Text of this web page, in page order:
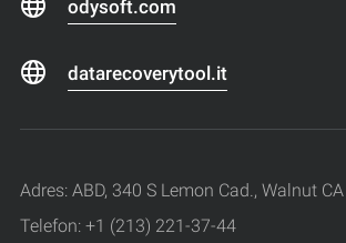
odysoft.com
datarecoverytool.it
Adres: ABD, 340 S Lemon Cad., Walnut
Telefon: +1 (213) 221-37-44